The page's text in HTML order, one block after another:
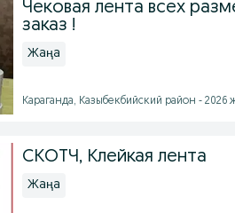
Чековая лента всех
заказ !
Жаңа
Караганда, Казыбекбийский район - 2026
СКОТЧ, Клейкая лента
Жаңа